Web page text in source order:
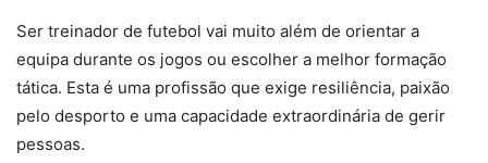
Ser treinador de futebol vai muito além de orientar a
equipa durante os jogos ou escolher a melhor formação
tática. Esta é uma profissão que exige resiliência, paixão
pelo desporto e uma capacidade extraordinária de gerir
pessoas.